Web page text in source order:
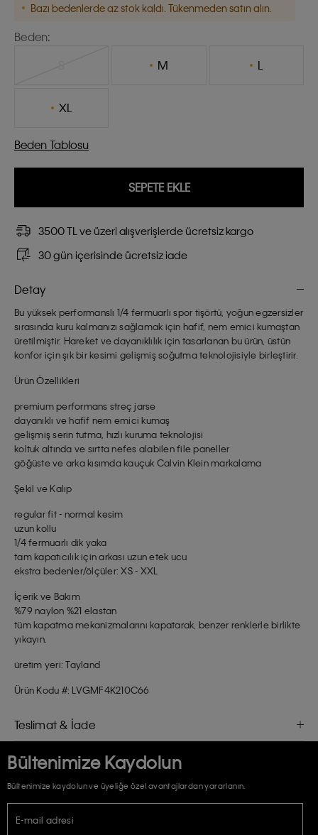
Bazı bedenlerde az stok kaldı. Tükenmeden satın alın.
Beden:
M L
XL
Beden Tablosu
SEPETE EKLE
3500 TL ve üzeri alışverişlerde ücretsiz kargo
30 gün içerisinde ücretsiz iade
Detay
Bu yüksek performanslı 1/4 fermuarlı spor tişörtü, yoğun egzersizler
sırasında kuru kalmanızı sağlamak için hafif, nem emici kumaştan
üretilmiştir. Hareket ve dayanıklılık için tasarlanan bu ürün, üstün
konfor için şık bir kesimi gelişmiş soğutma teknolojisiyle birleştirir.
Ürün Özellikleri
premium performans streç jarse
dayanıklı ve hafif nem emici kumaş
gelişmiş serin tutma, hızlı kuruma teknolojisi
koltuk altında ve sırtta nefes alabilen file paneller
göğüste ve arka kısımda kauçuk Calvin Klein markalama
Şekil ve Kalıp
regular fit - normal kesim
uzun kollu
1/4 fermuarlı dik yaka
tam kapatıcılık için arkası uzun etek ucu
ekstra bedenler/ölçüler: XS - XXL
İçerik ve Bakım
%79 naylon %21 elastan
tüm kapatma mekanizmalarını kapatarak, benzer renklerle birlikte
yıkayın.
üretim yeri: Tayland
Ürün Kodu #: LVGMF4K210C66
Teslimat & İade
Bültenimize Kaydolun
Bültenimize kaydolun ve üyeliğe özel avantajlardan yararlanın.
E-mail adresi